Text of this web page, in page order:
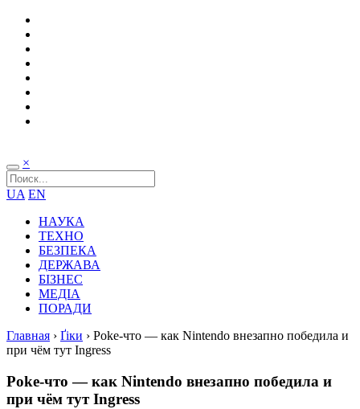
×
UA EN
НАУКА
ТЕХНО
БЕЗПЕКА
ДЕРЖАВА
БІЗНЕС
МЕДІА
ПОРАДИ
Главная › Ґіки › Poke-что — как Nintendo внезапно победила и
при чём тут Ingress
Poke-что — как Nintendo внезапно победила и
при чём тут Ingress